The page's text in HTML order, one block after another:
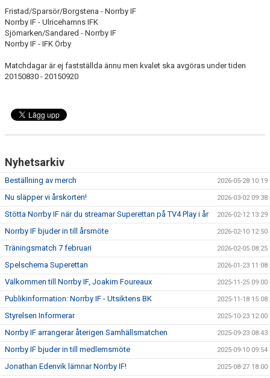
KALENDER
VÅRA LAG
MATCHER
Fristad/Sparsör/Borgstena - Norrby IF
Norrby IF - Ulricehamns IFK
Sjömarken/Sandared - Norrby IF
Norrby IF - IFK Örby
Matchdagar är ej fastställda ännu men kvalet ska avgöras under tiden
20150830 - 20150920
Nyhetsarkiv
Beställning av merch 2026-05-28 10:19
Nu släpper vi årskorten! 2026-03-02 09:38
Stötta Norrby IF när du streamar Superettan på TV4 Play i år 2026-02-12 13:29
Norrby IF bjuder in till årsmöte 2026-02-10 12:50
Träningsmatch 7 februari 2026-02-05 08:25
Spelschema Superettan 2026-01-23 11:08
Välkommen till Norrby IF, Joakim Foureaux 2025-11-25 09:00
Publikinformation: Norrby IF - Utsiktens BK 2025-11-18 15:08
Styrelsen Informerar 2025-10-23 12:00
Norrby IF arrangerar återigen Samhällsmatchen 2025-09-23 08:43
Norrby IF bjuder in till medlemsmöte 2025-09-10 09:54
Jonathan Edenvik lämnar Norrby IF! 2025-08-27 18:00